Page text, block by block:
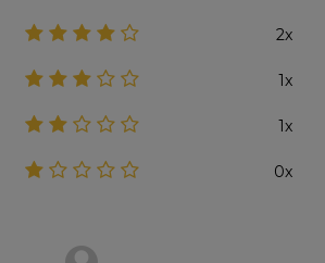
2x
1x
1x
0x